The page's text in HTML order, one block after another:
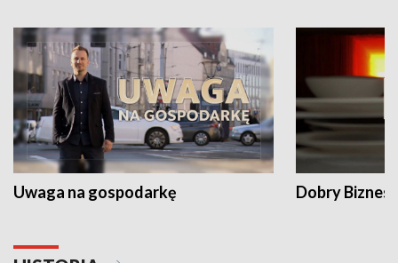
Uwaga na gospodarkę Dobry Biznes